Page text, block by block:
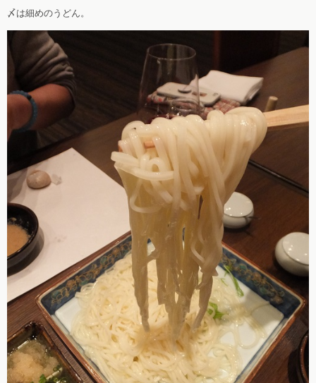
〆は細めのうどん。